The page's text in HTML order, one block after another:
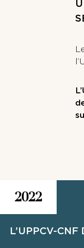
2022
L’UPPCV-CNF